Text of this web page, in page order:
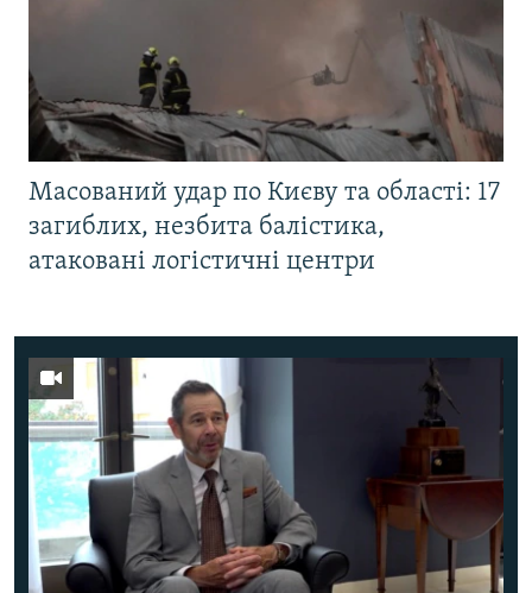
Масований удар по Києву та області: 17
загиблих, незбита балістика,
атаковані логістичні центри